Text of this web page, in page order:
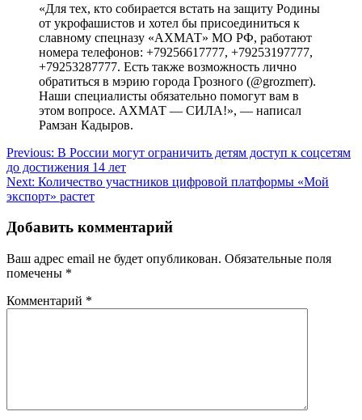
«Для тех, кто собирается встать на защиту Родины
от укрофашистов и хотел бы присоединиться к
славному спецназу «АХМАТ» МО РФ, работают
номера телефонов: +79256617777, +79253197777,
+79253287777. Есть также возможность лично
обратиться в мэрию города Грозного (@grozmerr).
Наши специалисты обязательно помогут вам в
этом вопросе. АХМАТ — СИЛА!», — написал
Рамзан Кадыров.
Навигация
по
записям
Previous: В России могут ограничить детям доступ к соцсетям
до достижения 14 лет
Next: Количество участников цифровой платформы «Мой
экспорт» растет
Добавить комментарий
Ваш адрес email не будет опубликован. Обязательные поля
помечены *
Комментарий *